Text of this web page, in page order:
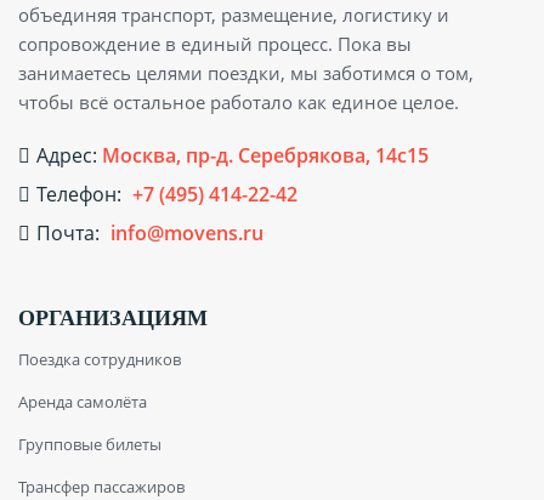
объединяя транспорт, размещение, логистику и
сопровождение в единый процесс. Пока вы
занимаетесь целями поездки, мы заботимся о том,
чтобы всё остальное работало как единое целое.
Адрес: Москва, пр-д. Серебрякова, 14с15
Телефон: +7 (495) 414-22-42
Почта: info@movens.ru
ОРГАНИЗАЦИЯМ
Поездка сотрудников
Аренда самолёта
Групповые билеты
Трансфер пассажиров